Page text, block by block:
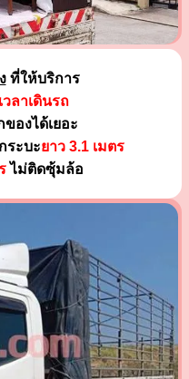
ที่ให้บริการ
ลาเดินรถ
องได้เยอะ
ะบะยาว 3.1 เมตร
ไม่ติดซุ้มล้อ